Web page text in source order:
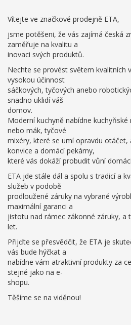
Vítejte ve značkové prodejně ETA,
jsme potěšeni, že vás zajímá česká
zaměřuje na kvalitu a
inovaci svých produktů.
Nechte se provést světem kvalitních
vysokou účinnost
sáčkových, tyčových anebo
snadno uklidí váš
domov.
Moderní kuchyně nabídne
nebo mák, tyčové
mixéry, které se umí opravdu otáčet,
konvice a domácí pekárny,
které vás dokáží probudit vůní
ETA jde stále dál a spolu s tradicí a
služeb v podobě
prodloužené záruky na vybrané
maximální garanci a
jistotu nad rámec zákonné záruky, a
let.
Přijďte se přesvědčit, že ETA je
vás bude hýčkat a
nabídne vám atraktivní produkty za
stejné jako na e-
shopu.
Těšíme se na viděnou!